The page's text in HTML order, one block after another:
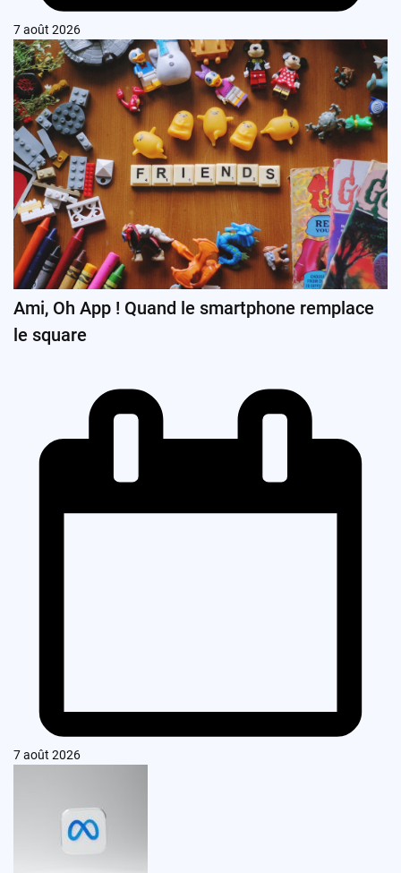
7 août 2026
Ami, Oh App ! Quand le smartphone remplace
le square
7 août 2026